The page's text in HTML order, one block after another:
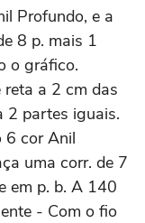
Profundo, e a
8 p. mais 1
o gráfico.
a 2 cm das
2 partes iguais.
6 cor Anil
uma corr. de 7
em p. b. A 140
- Com o fio